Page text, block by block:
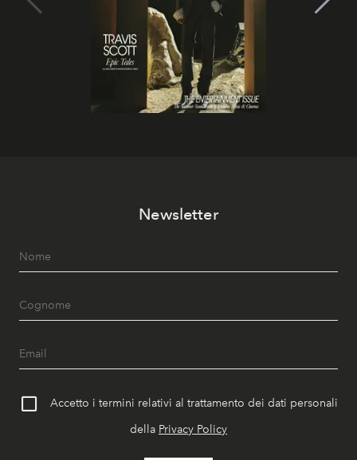
Newsletter
Accetto i termini relativi al trattamento dei dati personali
della Privacy Policy